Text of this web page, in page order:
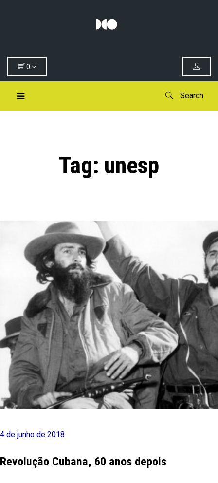
0
Search
Tag: unesp
4 de junho de 2018
Revolução Cubana, 60 anos depois